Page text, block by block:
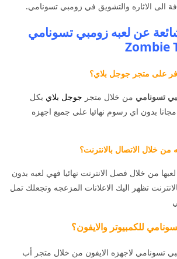
الى الاثاره والتشويق في زومبي تسونامي.
عن لعبه زومبي تسونامي
على متجر جوجل بلاي؟
تسونامي من خلال متجر جوجل بلاي بكل
بدون اي رسوم نهائيا على جميع اجهزه
خلال الاتصال بالانترنت؟
من خلال فصل الانترنت نهائيا فهي لعبه بدون
تظهر اليك الاعلانات المزعجه وتجعلك تمل
للكمبيوتر والايفون؟
تسونامي لاجهزه الايفون من خلال متجر أب